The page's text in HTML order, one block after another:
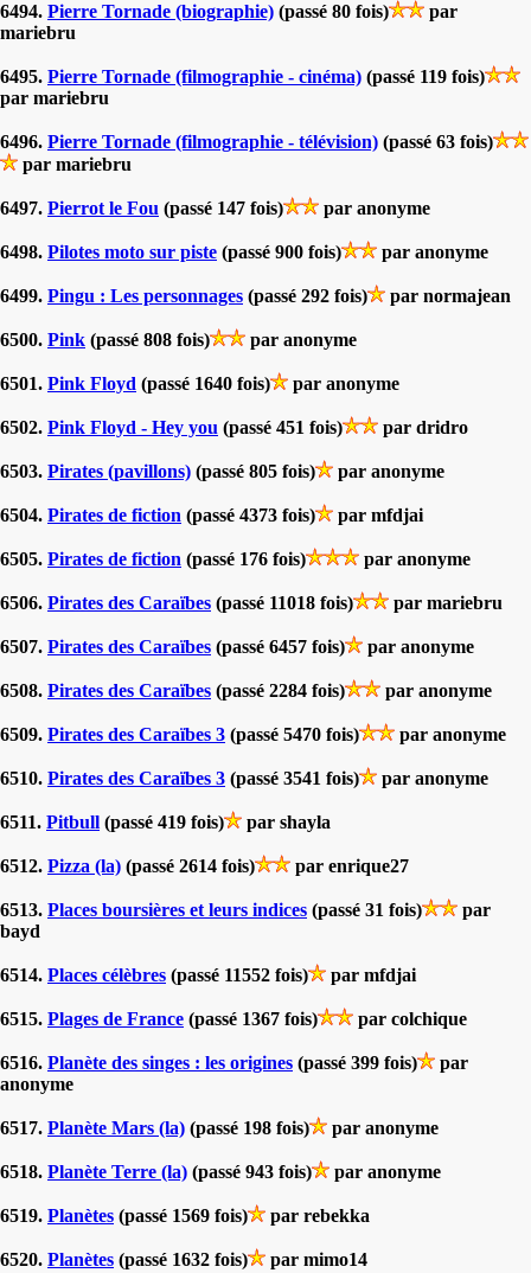
6494. Pierre Tornade (biographie) (passé 80 fois)
par
mariebru
6495. Pierre Tornade (filmographie - cinéma) (passé 119 fois)
par mariebru
6496. Pierre Tornade (filmographie - télévision) (passé 63 fois)
par mariebru
6497. Pierrot le Fou (passé 147 fois) par anonyme
6498. Pilotes moto sur piste (passé 900 fois) par anonyme
6499. Pingu : Les personnages (passé 292 fois) par normajean
6500. Pink (passé 808 fois) par anonyme
6501. Pink Floyd (passé 1640 fois) par anonyme
6502. Pink Floyd - Hey you (passé 451 fois) par dridro
6503. Pirates (pavillons) (passé 805 fois) par anonyme
6504. Pirates de fiction (passé 4373 fois) par mfdjai
6505. Pirates de fiction (passé 176 fois) par anonyme
6506. Pirates des Caraïbes (passé 11018 fois) par mariebru
6507. Pirates des Caraïbes (passé 6457 fois) par anonyme
6508. Pirates des Caraïbes (passé 2284 fois) par anonyme
6509. Pirates des Caraïbes 3 (passé 5470 fois) par anonyme
6510. Pirates des Caraïbes 3 (passé 3541 fois) par anonyme
6511. Pitbull (passé 419 fois) par shayla
6512. Pizza (la) (passé 2614 fois) par enrique27
6513. Places boursières et leurs indices (passé 31 fois)
par
bayd
6514. Places célèbres (passé 11552 fois) par mfdjai
6515. Plages de France (passé 1367 fois) par colchique
6516. Planète des singes : les origines (passé 399 fois)
par
anonyme
6517. Planète Mars (la) (passé 198 fois) par anonyme
6518. Planète Terre (la) (passé 943 fois) par anonyme
6519. Planètes (passé 1569 fois) par rebekka
6520. Planètes (passé 1632 fois) par mimo14